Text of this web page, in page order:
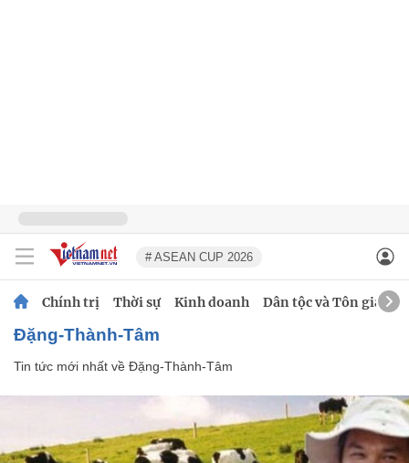
# ASEAN CUP 2026
Chính trị Thời sự Kinh doanh Dân tộc và Tôn giáo
Đặng-Thành-Tâm
Tin tức mới nhất về Đặng-Thành-Tâm